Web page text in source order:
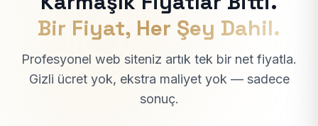
Bir Fiyat, Her Şey Dahil.
Profesyonel web siteniz artık tek bir net fiyatla.
Gizli ücret yok, ekstra maliyet yok — sadece
sonuç.